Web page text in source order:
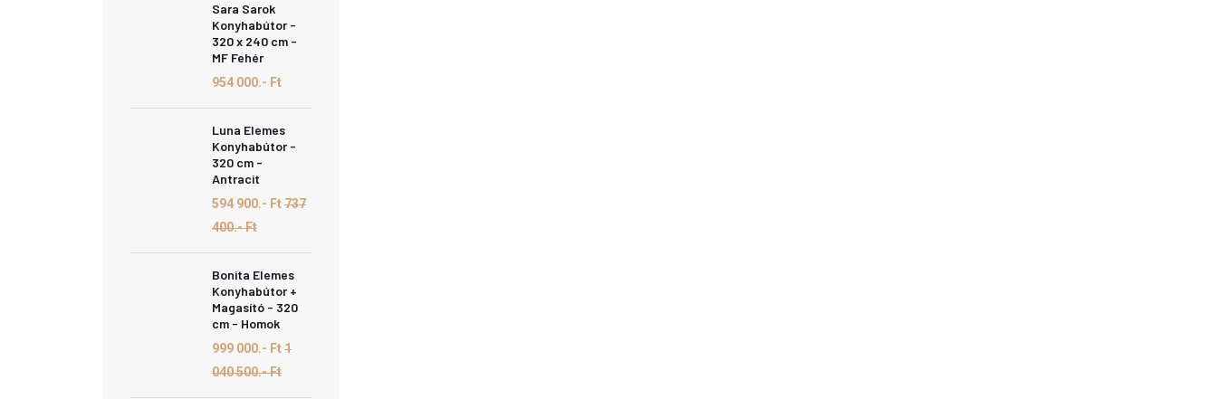
Sara Sarok
Konyhabútor -
320 x 240 cm -
MF Fehér
954 000.- Ft
Luna Elemes
Konyhabútor -
320 cm -
Antracit
594 900.- Ft737
400.- Ft
Bonita Elemes
Konyhabútor +
Magasító - 320
cm - Homok
999 000.- Ft1
040 500.- Ft